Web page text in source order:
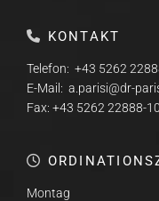
 KONTAKT
Telefon: +43 5262
E-Mail: a.parisi@dr-
Fax: +43 5262 22888-10

Montag